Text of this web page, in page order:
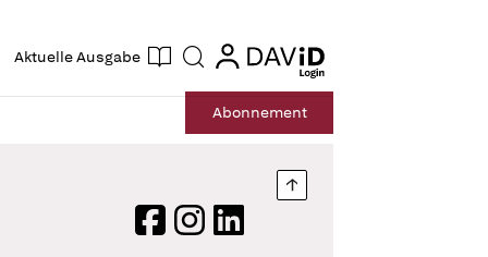
Aktuelle Ausgabe Suche login
login
Abonnement
Nach oben springen
FacebookInstagram
LinkedIn